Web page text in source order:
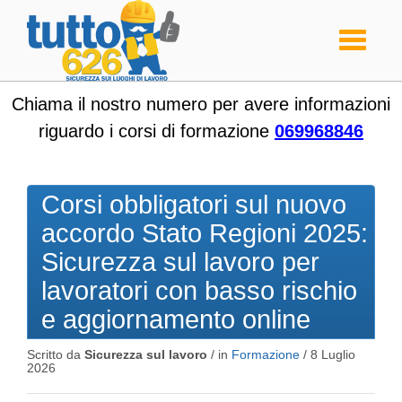
Toggle
Chiama il nostro numero per avere informazioni
riguardo i corsi di formazione 069968846
Corsi obbligatori sul nuovo
accordo Stato Regioni 2025:
Sicurezza sul lavoro per
lavoratori con basso rischio
e aggiornamento online
Scritto da Sicurezza sul lavoro / in Formazione / 8 Luglio
2026